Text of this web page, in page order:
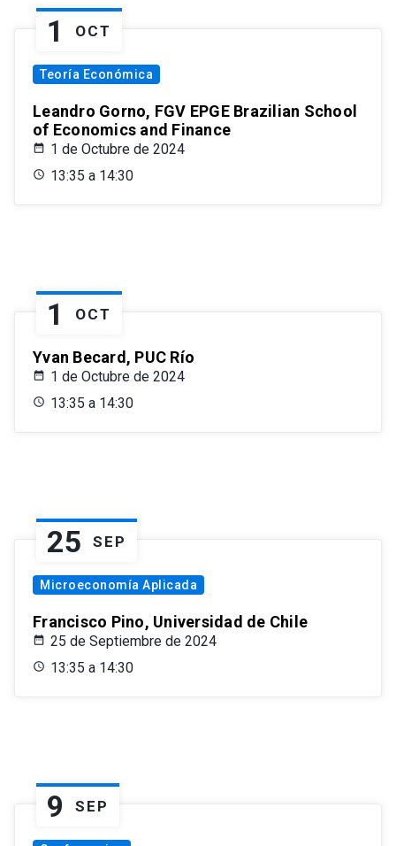
1 OCT
Teoría Económica
Leandro Gorno, FGV EPGE Brazilian School
of Economics and Finance
1 de Octubre de 2024
13:35 a 14:30
1 OCT
Yvan Becard, PUC Río
1 de Octubre de 2024
13:35 a 14:30
25 SEP
Microeconomía Aplicada
Francisco Pino, Universidad de Chile
25 de Septiembre de 2024
13:35 a 14:30
9 SEP